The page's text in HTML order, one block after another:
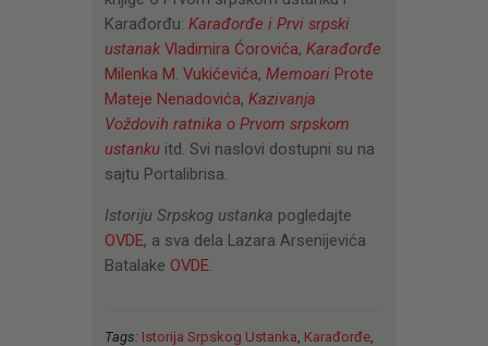
Karađorđu: Karađorđe i Prvi srpski
ustanak Vladimira Ćorovića, Karađorđe
Milenka M. Vukićevića, Memoari Prote
Mateje Nenadovića, Kazivanja
Voždovih ratnika o Prvom srpskom
ustankuitd. Svi naslovi dostupni su na
sajtu Portalibrisa.
Istoriju Srpskog ustanka pogledajte
OVDE, a sva dela Lazara Arsenijevića
Batalake OVDE.
Tags: Istorija Srpskog Ustanka Karađorđe,